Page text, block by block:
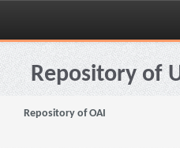
Skip
navigationRepository of
Repository of OAI